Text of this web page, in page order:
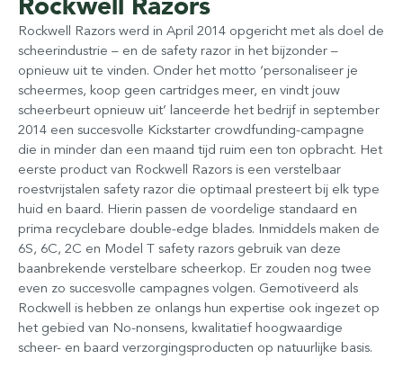
Rockwell Razors werd in April 2014 opgericht met als doel de
scheerindustrie – en de safety razor in het bijzonder –
opnieuw uit te vinden. Onder het motto ‘personaliseer je
scheermes, koop geen cartridges meer, en vindt jouw
scheerbeurt opnieuw uit’ lanceerde het bedrijf in september
2014 een succesvolle Kickstarter crowdfunding-campagne
die in minder dan een maand tijd ruim een ton opbracht. Het
eerste product van Rockwell Razors is een verstelbaar
roestvrijstalen safety razor die optimaal presteert bij elk type
huid en baard. Hierin passen de voordelige standaard en
prima recyclebare double-edge blades. Inmiddels maken de
6S, 6C, 2C en Model T safety razors gebruik van deze
baanbrekende verstelbare scheerkop. Er zouden nog twee
even zo succesvolle campagnes volgen. Gemotiveerd als
Rockwell is hebben ze onlangs hun expertise ook ingezet op
het gebied van No-nonsens, kwalitatief hoogwaardige
scheer- en baard verzorgingsproducten op natuurlijke basis.